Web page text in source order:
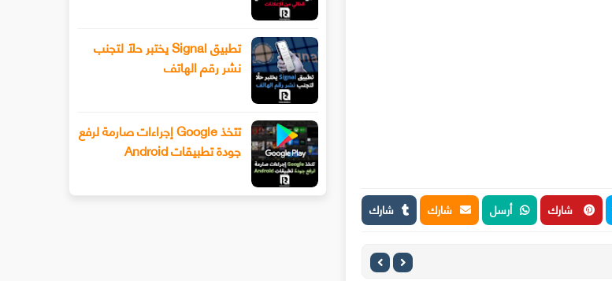
شارك أرسل شارك شارك
تطبيق Signal يختبر حلًا لتجنب
نشر رقم الهاتف
تتخذ Google إجراءات صارمة لرفع
جودة تطبيقات Android